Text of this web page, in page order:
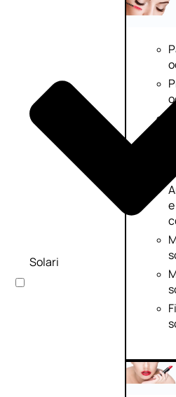
e
Solari